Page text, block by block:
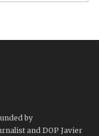
by
and DOP Javier